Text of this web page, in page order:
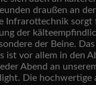
draußen an
Infrarottechnik sorgt
der
der Beine.
ist vor allem in den
Abend an
Die hochwertige